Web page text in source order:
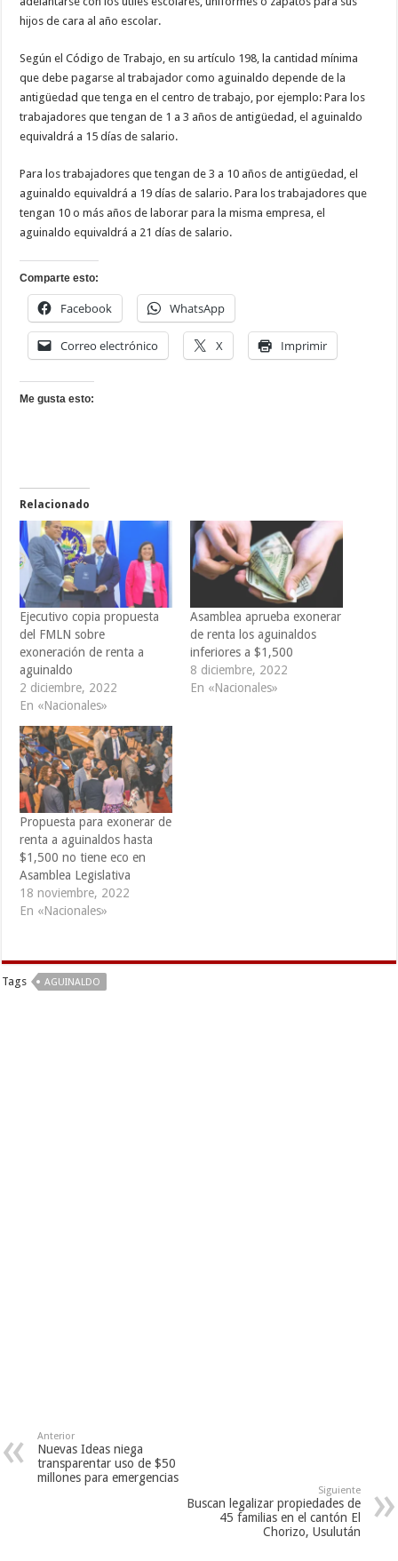
hijos de cara al año escolar.
Según el Código de Trabajo, en su artículo 198, la cantidad mínima
que debe pagarse al trabajador como aguinaldo depende de la
antigüedad que tenga en el centro de trabajo, por ejemplo: Para los
trabajadores que tengan de 1 a 3 años de antigüedad, el aguinaldo
equivaldrá a 15 días de salario.
Para los trabajadores que tengan de 3 a 10 años de antigüedad, el
aguinaldo equivaldrá a 19 días de salario. Para los trabajadores que
tengan 10 o más años de laborar para la misma empresa, el
aguinaldo equivaldrá a 21 días de salario.
Comparte esto:
Facebook WhatsApp
Correo electrónico X Imprimir
Me gusta esto:
Relacionado
Ejecutivo copia propuesta
del FMLN sobre
exoneración de renta a
aguinaldo
2 diciembre, 2022
En «Nacionales»
Asamblea aprueba exonerar
de renta los aguinaldos
inferiores a $1,500
8 diciembre, 2022
En «Nacionales»
Propuesta para exonerar de
renta a aguinaldos hasta
$1,500 no tiene eco en
Asamblea Legislativa
18 noviembre, 2022
En «Nacionales»
Tags AGUINALDO
Anterior
Nuevas Ideas niega
transparentar uso de $50
millones para emergencias
Siguiente
Buscan legalizar propiedades de
45 familias en el cantón El
Chorizo, Usulután